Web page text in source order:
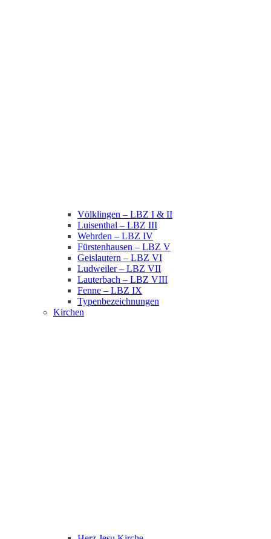
Völklingen – LBZ I & II
Luisenthal – LBZ III
Wehrden – LBZ IV
Fürstenhausen – LBZ V
Geislautern – LBZ VI
Ludweiler – LBZ VII
Lauterbach – LBZ VIII
Fenne – LBZ IX
Typenbezeichnungen
Kirchen